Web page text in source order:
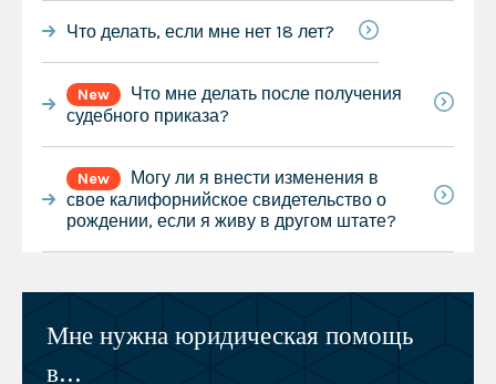
Что делать, если мне нет 18 лет?
New
Что мне делать после получения
судебного приказа?
New
Могу ли я внести изменения в
свое калифорнийское свидетельство о
рождении, если я живу в другом штате?
Мне нужна юридическая помощь
в...